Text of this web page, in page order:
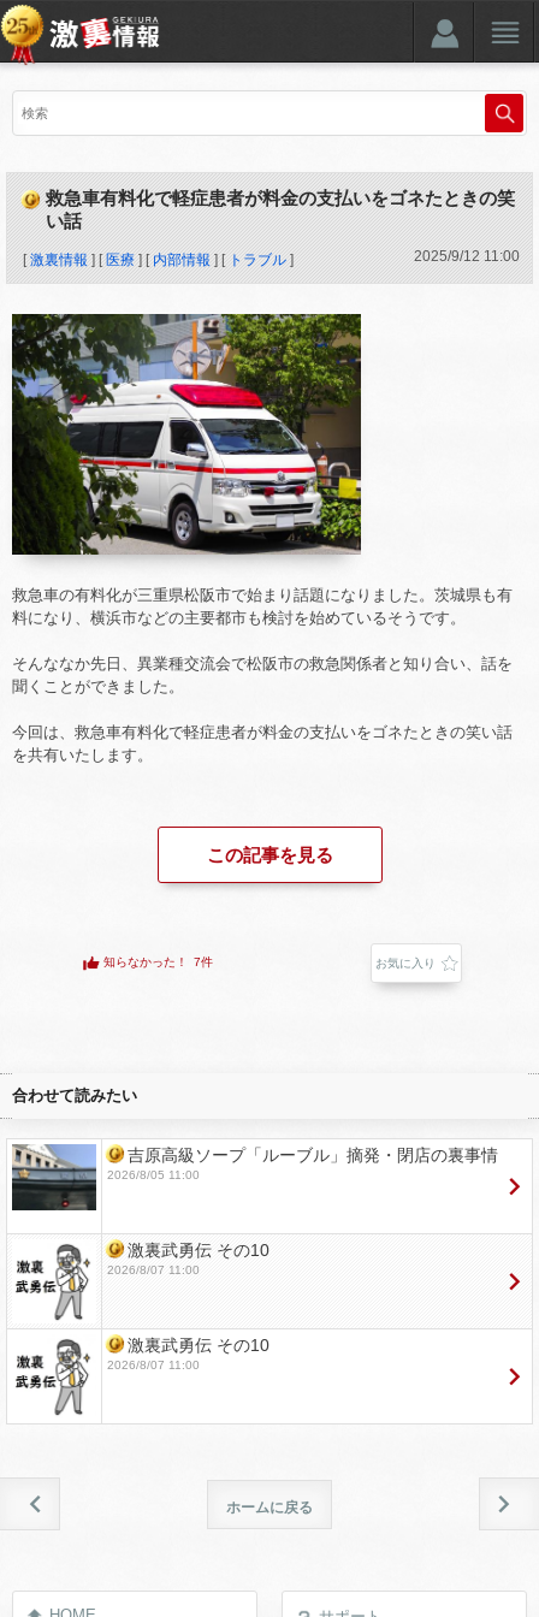
救急車有料化で軽症患者が料金の支払いをゴネたときの笑
い話
[激裏情報 ] [ 医療 ] [ 内部情報 ] [ トラブル ] 2025/9/12 11:00
救急車の有料化が三重県松阪市で始まり話題になりました。茨城県も有
料になり、横浜市などの主要都市も検討を始めているそうです。
そんななか先日、異業種交流会で松阪市の救急関係者と知り合い、話を
聞くことができました。
今回は、救急車有料化で軽症患者が料金の支払いをゴネたときの笑い話
を共有いたします。
この記事を見る
知らなかった！ 7件 お気に入り
合わせて読みたい
吉原高級ソープ「ルーブル」摘発・閉店の裏事情
2026/8/05 11:00
激裏武勇伝 その10
2026/8/07 11:00
激裏武勇伝 その10
2026/8/07 11:00
ホームに戻る